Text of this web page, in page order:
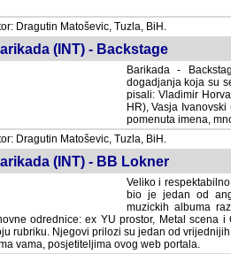
Dragutin Matoševic, Tuzla, BiH.
(INT) - Backstage
Barikada -
dogadjanja koja su
pisali: Vladimir
HR), Vasja
pomenuta imena,
Dragutin Matoševic, Tuzla, BiH.
(INT) - BB Lokner
Veliko i
bio je jedan od
albuma raznih
ex YU prostor, Metal scena i Ostala
prilozi su jedan od vrijednijih elemenata
ovog web portala.